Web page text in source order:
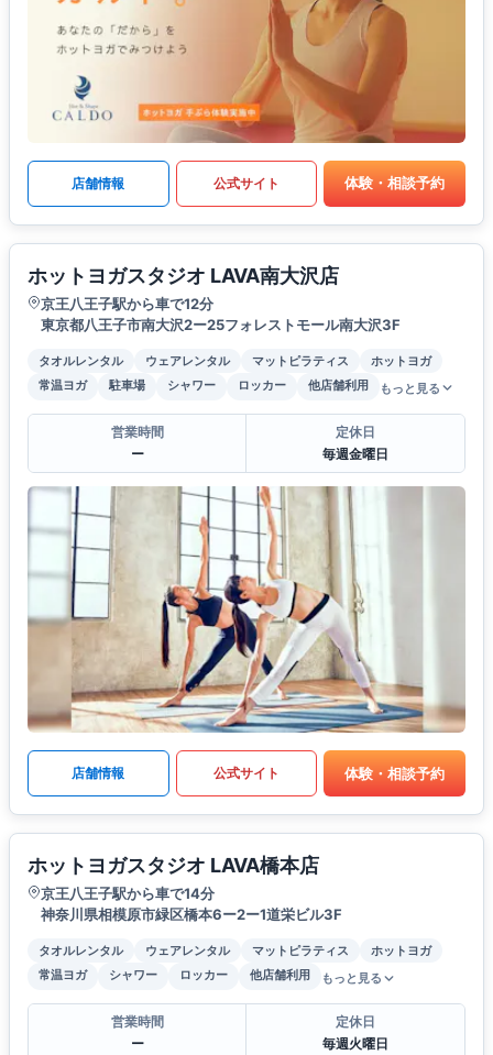
店舗情報 公式サイト 体験・相談予約
ホットヨガスタジオ LAVA南大沢店
京王八王子駅から車で12分
東京都八王子市南大沢2ー25フォレストモール南大沢3F
タオルレンタル ウェアレンタル マットピラティス
ホットヨガ
常温ヨガ
駐車場 シャワー ロッカー 他店舗利用 もっと見る
営業時間
ー
定休日
毎週金曜日
店舗情報 公式サイト 体験・相談予約
ホットヨガスタジオ LAVA橋本店
京王八王子駅から車で14分
神奈川県相模原市緑区橋本6ー2ー1道栄ビル3F
タオルレンタル ウェアレンタル マットピラティス
ホットヨガ
常温ヨガ
シャワー ロッカー 他店舗利用 もっと見る
営業時間
ー
定休日
毎週火曜日